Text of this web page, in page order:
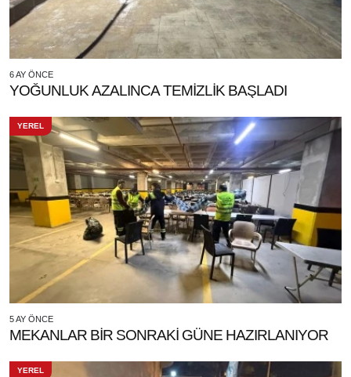
6 AY ÖNCE
YOĞUNLUK AZALINCA TEMİZLİK BAŞLADI
YEREL
5 AY ÖNCE
MEKANLAR BİR SONRAKİ GÜNE HAZIRLANIYOR
YEREL